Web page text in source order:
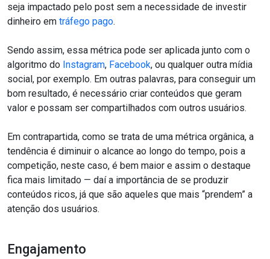
seja impactado pelo post sem a necessidade de investir
dinheiro em tráfego pago.
Sendo assim, essa métrica pode ser aplicada junto com o
algoritmo do Instagram, Facebook, ou qualquer outra mídia
social, por exemplo. Em outras palavras, para conseguir um
bom resultado, é necessário criar conteúdos que geram
valor e possam ser compartilhados com outros usuários.
Em contrapartida, como se trata de uma métrica orgânica, a
tendência é diminuir o alcance ao longo do tempo, pois a
competição, neste caso, é bem maior e assim o destaque
fica mais limitado — daí a importância de se produzir
conteúdos ricos, já que são aqueles que mais “prendem” a
atenção dos usuários.
Engajamento